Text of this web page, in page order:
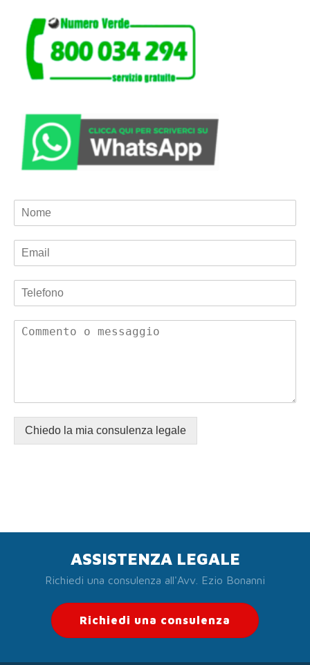
Chiedo la mia consulenza legale
ASSISTENZA LEGALE
Richiedi una consulenza all'Avv. Ezio Bonanni
Richiedi una consulenza